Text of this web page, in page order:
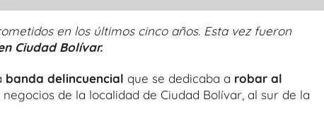
en los últimos cinco años. Esta vez fueron
Ciudad Bolívar.
banda delincuencial que se dedicaba a robar al
de la localidad de Ciudad Bolívar, al sur de la